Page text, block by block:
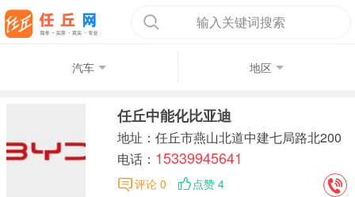
输入关键词搜索
汽车 地区
任丘中能化比亚迪
地址：任丘市燕山北道中建七局路北200
米
电话： 15339945641
评论 0 点赞 4